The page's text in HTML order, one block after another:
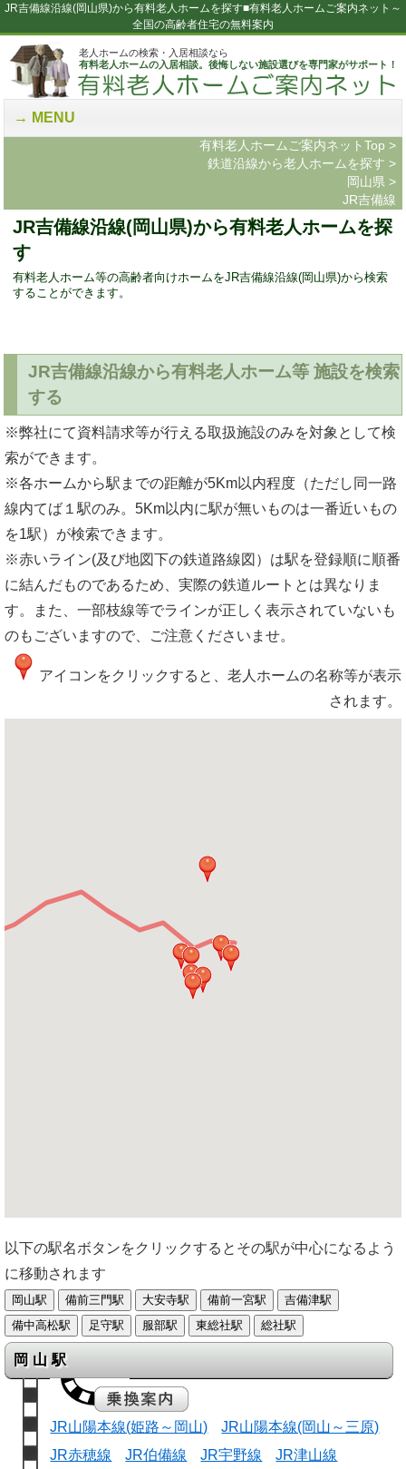
JR吉備線沿線(岡山県)から有料老人ホームを探す■有料老人ホームご案内ネット～
全国の高齢者住宅の無料案内
老人ホームの検索・入居相談なら
有料老人ホームの入居相談。後悔しない施設選びを専門家がサポート！
MENU
有料老人ホームご案内ネットTop >
鉄道沿線から老人ホームを探す >
岡山県>
JR吉備線
JR吉備線沿線(岡山県)から有料老人ホームを探
す
有料老人ホーム等の高齢者向けホームをJR吉備線沿線(岡山県)から検索
することができます。
JR吉備線沿線から有料老人ホーム等 施設を検索
する
※弊社にて資料請求等が行える取扱施設のみを対象として検
索ができます。
※各ホームから駅までの距離が5Km以内程度（ただし同一路
線内てば１駅のみ。5Km以内に駅が無いものは一番近いもの
を1駅）が検索できます。
※赤いライン(及び地図下の鉄道路線図）は駅を登録順に順番
に結んだものであるため、実際の鉄道ルートとは異なりま
す。また、一部枝線等でラインが正しく表示されていないも
のもございますので、ご注意くださいませ。
アイコンをクリックすると、老人ホームの名称等が表示
されます。
以下の駅名ボタンをクリックするとその駅が中心になるよう
に移動されます
岡山駅
JR山陽本線(姫路～岡山)
JR山陽本線(岡山～三原)
JR赤穂線
JR伯備線 JR宇野線
JR津山線